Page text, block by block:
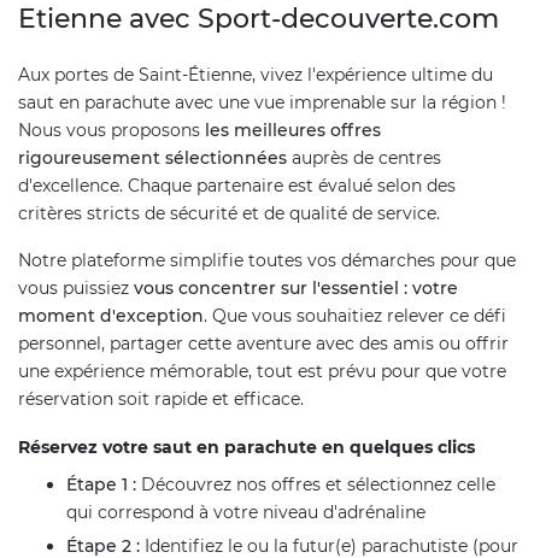
Etienne avec Sport-decouverte.com
Aux portes de Saint-Étienne, vivez l'expérience ultime du
saut en parachute avec une vue imprenable sur la région !
Nous vous proposons les meilleures offres
rigoureusement sélectionnées auprès de centres
d'excellence. Chaque partenaire est évalué selon des
critères stricts de sécurité et de qualité de service.
Notre plateforme simplifie toutes vos démarches pour que
vous puissiez vous concentrer sur l'essentiel : votre
moment d'exception. Que vous souhaitiez relever ce défi
personnel, partager cette aventure avec des amis ou offrir
une expérience mémorable, tout est prévu pour que votre
réservation soit rapide et efficace.
Réservez votre saut en parachute en quelques clics
Étape 1 : Découvrez nos offres et sélectionnez celle
qui correspond à votre niveau d'adrénaline
Étape 2 : Identifiez le ou la futur(e) parachutiste (pour